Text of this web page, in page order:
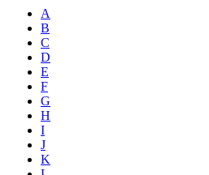
A
B
C
D
E
F
G
H
I
J
K